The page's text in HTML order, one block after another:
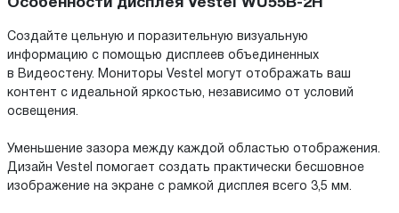
Особенности дисплея Vestel WU55B-2H
Создайте цельную и поразительную визуальную
информацию с помощью дисплеев объединенных
в Видеостену. Мониторы Vestel могут отображать ваш
контент с идеальной яркостью, независимо от условий
освещения.
Уменьшение зазора между каждой областью отображения.
Дизайн Vestel помогает создать практически бесшовное
изображение на экране с рамкой дисплея всего 3,5 мм.